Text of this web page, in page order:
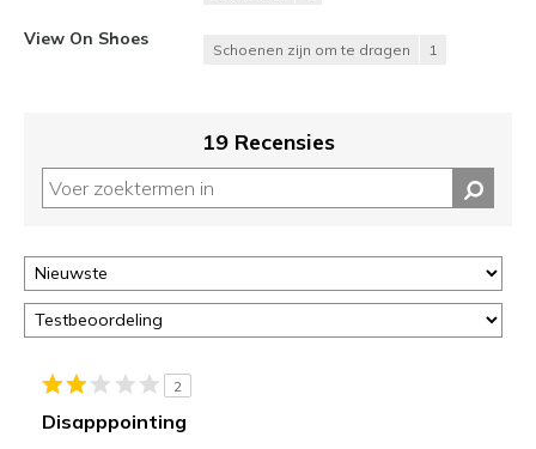
View On Shoes
Schoenen zijn om te dragen 1
19 Recensies
2
Disapppointing